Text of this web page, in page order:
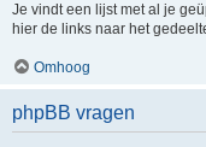
Je vindt een lijst met al je
hier de links naar het
Omhoog
phpBB vragen